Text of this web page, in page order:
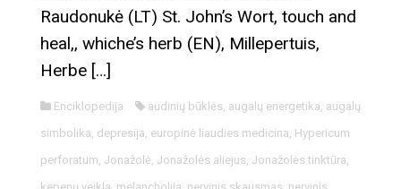
Raudonukė (LT) St. John’s Wort, touch and
heal,, whiche’s herb (EN), Millepertuis,
Herbe […]
Enciklopedija audinių būklės, augalų energetika, augalų
simbolika, depresija, europinė liaudies medicina, Hypericum
perforatum, Jonažolė, Jonažolės aliejus, Jonažolės tinktūra,